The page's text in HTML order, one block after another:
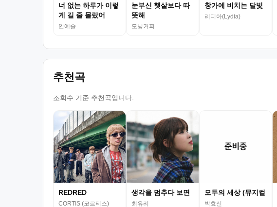
너 없는 하루가 이렇
게 길 줄 몰랐어
안예슬
눈부신 햇살보다 따
뜻해
모닝커피
창가에 비치는 달빛
리디아(Lydia)
추천곡
조회수 기준 추천곡입니다.
REDRED
CORTIS (코르티스)
생각을 멈추다 보면
최유리
모두의 세상 (뮤지컬
박효신